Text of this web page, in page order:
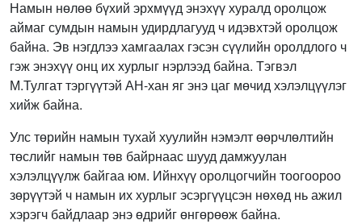
Намын нөлөө бүхий эрхмүүд энэхүү хуралд оролцож
аймаг сумдын намын удирдлагууд ч идэвхтэй оролцож
байна. Эв нэгдлээ хамгаалах гэсэн сүүлийн оролдлого ч
гэж энэхүү онц их хурлыг нэрлээд байна. Тэгвэл
М.Тулгат тэргүүтэй АН-хан яг энэ цаг мөчид хэлэлцүүлэг
хийж байна.
Улс төрийн намын тухай хуулийн нэмэлт өөрчлөлтийн
төслийг намын төв байрнаас шууд дамжуулан
хэлэлцүүлж байгаа юм. Ийнхүү оролцогчийн тоогоороо
зөрүүтэй ч намын их хурлыг эсэргүүцсэн нөхөд нь ажил
хэрэгч байдлаар энэ өдрийг өнгөрөөж байна.